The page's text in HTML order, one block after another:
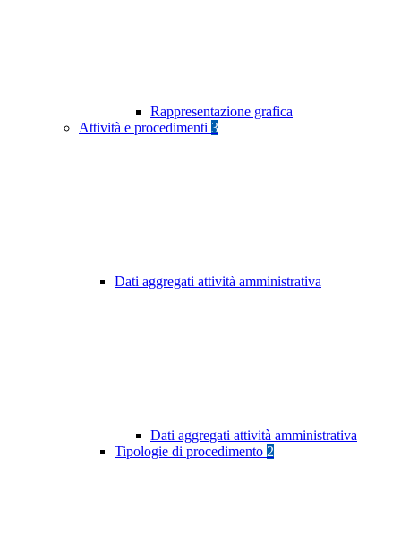
Rappresentazione grafica
Attività e procedimenti 3
Dati aggregati attività amministrativa
Dati aggregati attività amministrativa
Tipologie di procedimento 2